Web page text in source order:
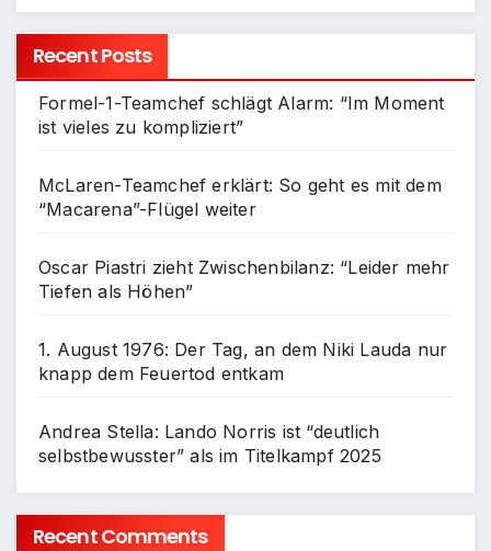
Recent Posts
Formel-1-Teamchef schlägt Alarm: “Im Moment
ist vieles zu kompliziert”
McLaren-Teamchef erklärt: So geht es mit dem
“Macarena”-Flügel weiter
Oscar Piastri zieht Zwischenbilanz: “Leider mehr
Tiefen als Höhen”
1. August 1976: Der Tag, an dem Niki Lauda nur
knapp dem Feuertod entkam
Andrea Stella: Lando Norris ist “deutlich
selbstbewusster” als im Titelkampf 2025
Recent Comments